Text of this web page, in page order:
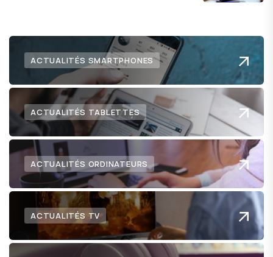
ACTUALITÉS SMARTPHONES
ACTUALITÉS TABLETTES
ACTUALITÉS ORDINATEURS
ACTUALITÉS TV